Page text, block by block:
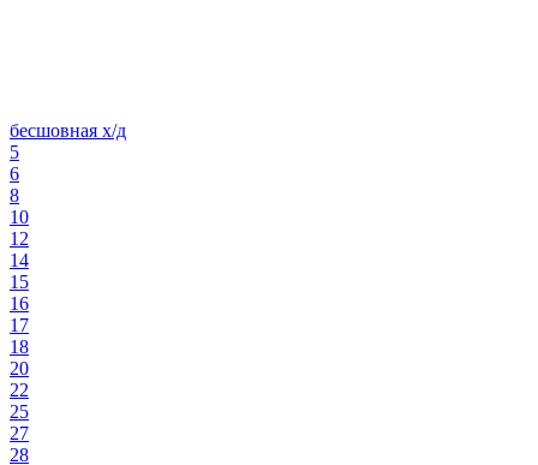
бесшовная х/д
5
6
8
10
12
14
15
16
17
18
20
22
25
27
28